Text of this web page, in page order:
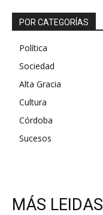
POR CATEGORÍAS
Política
Sociedad
Alta Gracia
Cultura
Córdoba
Sucesos
MÁS LEIDAS